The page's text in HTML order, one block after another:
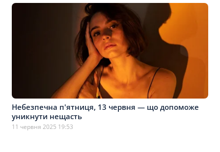
Небезпечна п'ятниця, 13 червня — що допоможе
уникнути нещасть
11 червня 2025 19:53